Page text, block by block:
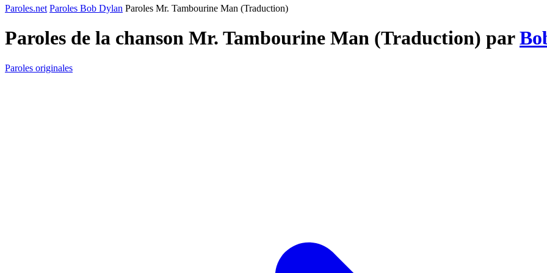
Paroles.net Paroles Bob Dylan Paroles Mr. Tambourine Man (Traduction)
Paroles de la chanson Mr. Tambourine Man (Traduction) par
Paroles originales